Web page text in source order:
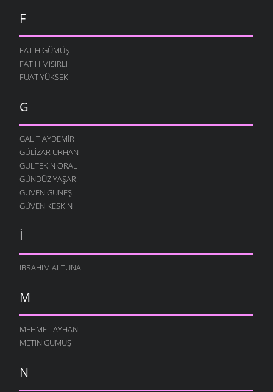
F
FATIH GÜMÜŞ
FATIH MISIRLI
FUAT YÜKSEK
G
GALIT AYDEMIR
GÜLIZAR URHAN
GÜLTEKIN ORAL
GÜNDÜZ YAŞAR
GÜVEN GÜNEŞ
GÜVEN KESKIN
İ
İBRAHIM ALTUNAL
M
MEHMET AYHAN
METIN GÜMÜŞ
N